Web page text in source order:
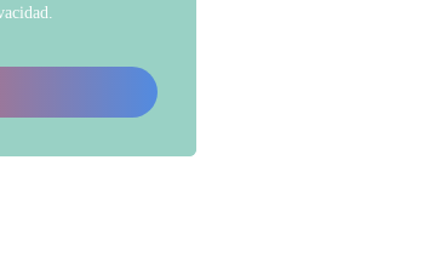
.